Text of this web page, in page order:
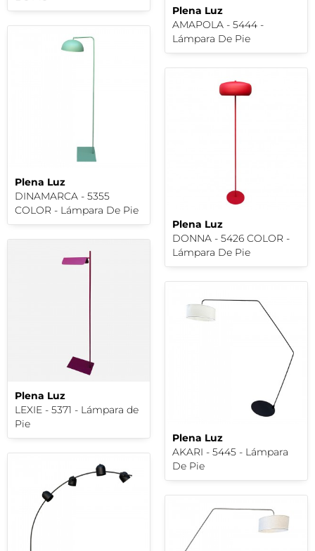
Plena Luz
AMAPOLA - 5444 -
Lámpara De Pie
Plena Luz
DINAMARCA - 5355
COLOR - Lámpara De Pie
Plena Luz
DONNA - 5426 COLOR -
Lámpara De Pie
Plena Luz
LEXIE - 5371 - Lámpara de
Pie
Plena Luz
AKARI - 5445 - Lámpara
De Pie